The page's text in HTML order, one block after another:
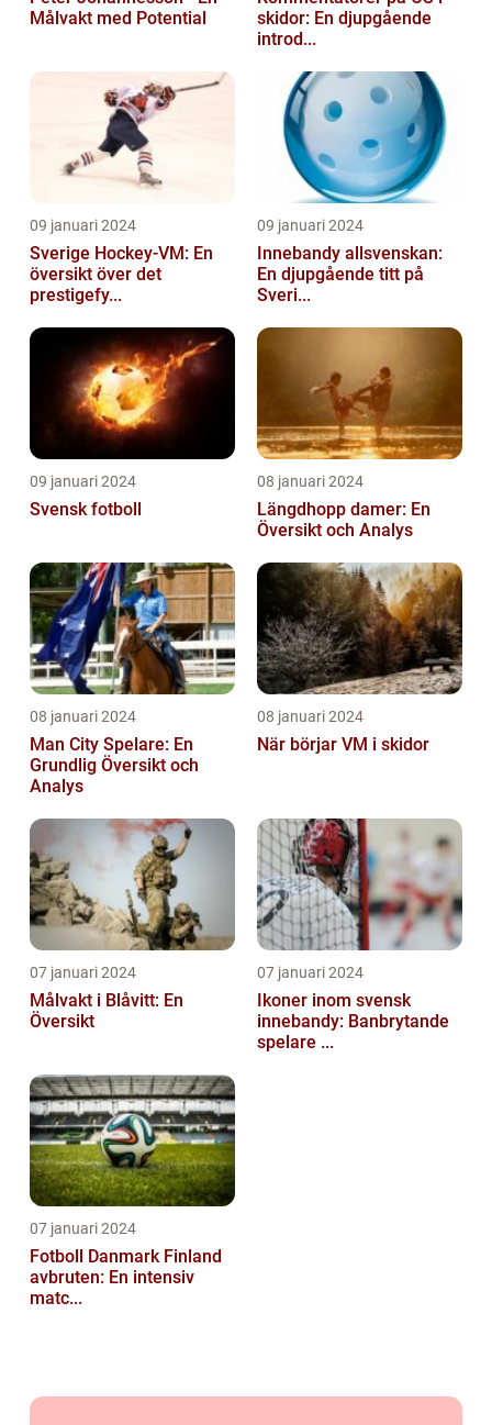
Målvakt med Potential
skidor: En djupgående
introd...
09 januari 2024
Sverige Hockey-VM: En
översikt över det
prestigefy...
09 januari 2024
Innebandy allsvenskan:
En djupgående titt på
Sveri...
09 januari 2024
Svensk fotboll
08 januari 2024
Längdhopp damer: En
Översikt och Analys
08 januari 2024
Man City Spelare: En
Grundlig Översikt och
Analys
08 januari 2024
När börjar VM i skidor
07 januari 2024
Målvakt i Blåvitt: En
Översikt
07 januari 2024
Ikoner inom svensk
innebandy: Banbrytande
spelare ...
07 januari 2024
Fotboll Danmark Finland
avbruten: En intensiv
matc...